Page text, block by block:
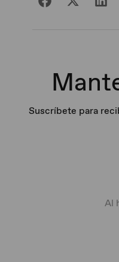
Suscríbete para
Al